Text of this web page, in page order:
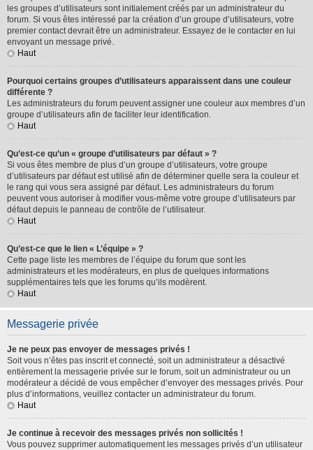
les groupes d’utilisateurs sont initialement créés par un administrateur du
forum. Si vous êtes intéressé par la création d’un groupe d’utilisateurs, votre
premier contact devrait être un administrateur. Essayez de le contacter en lui
envoyant un message privé.
Haut
Pourquoi certains groupes d’utilisateurs apparaissent dans une couleur
différente ?
Les administrateurs du forum peuvent assigner une couleur aux membres d’un
groupe d’utilisateurs afin de faciliter leur identification.
Haut
Qu’est-ce qu’un « groupe d’utilisateurs par défaut » ?
Si vous êtes membre de plus d’un groupe d’utilisateurs, votre groupe
d’utilisateurs par défaut est utilisé afin de déterminer quelle sera la couleur et
le rang qui vous sera assigné par défaut. Les administrateurs du forum
peuvent vous autoriser à modifier vous-même votre groupe d’utilisateurs par
défaut depuis le panneau de contrôle de l’utilisateur.
Haut
Qu’est-ce que le lien « L’équipe » ?
Cette page liste les membres de l’équipe du forum que sont les
administrateurs et les modérateurs, en plus de quelques informations
supplémentaires tels que les forums qu’ils modèrent.
Haut
Messagerie privée
Je ne peux pas envoyer de messages privés !
Soit vous n’êtes pas inscrit et connecté, soit un administrateur a désactivé
entièrement la messagerie privée sur le forum, soit un administrateur ou un
modérateur a décidé de vous empêcher d’envoyer des messages privés. Pour
plus d’informations, veuillez contacter un administrateur du forum.
Haut
Je continue à recevoir des messages privés non sollicités !
Vous pouvez supprimer automatiquement les messages privés d’un utilisateur